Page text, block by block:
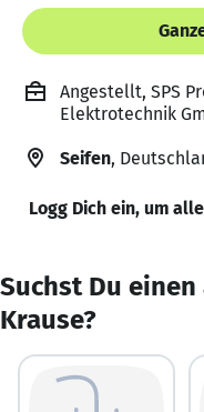
Angestellt, SPS
Elektrotechnik
Seifen,
Logg Dich ein, um
Suchst Du
Krause?